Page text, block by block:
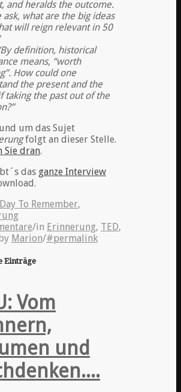
and heralds the outcome.
ask, what are the big ideas
will reign relevant in 50
definition, historical
means, “worth
How could one
the present and the
taking the past out of the
um das Sujet
folgt an dieser Stelle.
Sie dran.
das ganze Interview
To Remember,
/in Erinnerung, TED,
Marion/#permalink
Einträge
Vom
und